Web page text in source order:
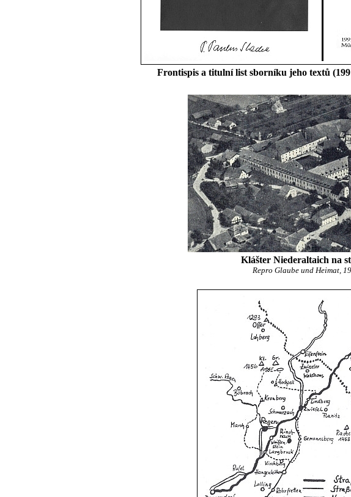
Frontispis a titulní list sborníku jeho textů
Klášter Niederaltaich na
Repro Glaube und Heimat,